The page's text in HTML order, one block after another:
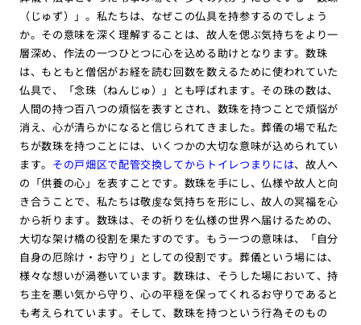
（じゅず）」。私たちは、なぜこの仏具を持参するのでしょう
か。その意味を深く理解することは、故人を偲ぶ気持ちをより一
層深め、作法の一つひとつに心を込める助けとなります。数珠
は、もともと僧侶がお経を読む回数を数えるために使われていた
仏具で、「念珠（ねんじゅ）」とも呼ばれます。その珠の数は、
人間の持つ百八つの煩悩を表すとされ、数珠を持つことで煩悩が
消え、心が清らかになると信じられてきました。葬儀の場で私た
ちが数珠を持つことには、いくつかの大切な意味が込められてい
ます。 その戸畑区で配管交換してからトイレつまりには、故人へ
の「供養の心」を表すことです。数珠を手にし、仏様や故人と向
き合うことで、私たちは敬虔な気持ちを形にし、故人の冥福を心
から祈ります。数珠は、その祈りを仏様の世界へ届けるための、
大切な架け橋の役割を果たすのです。もう一つの意味は、「自分
自身の厄除け・お守り」としての役割です。葬儀という場には、
様々な想いが渦巻いています。数珠は、そうした場において、持
ち主を悪い気から守り、心の平穏を保ってくれるお守りであると
も考えられています。そして、数珠を持つという行為そのもの